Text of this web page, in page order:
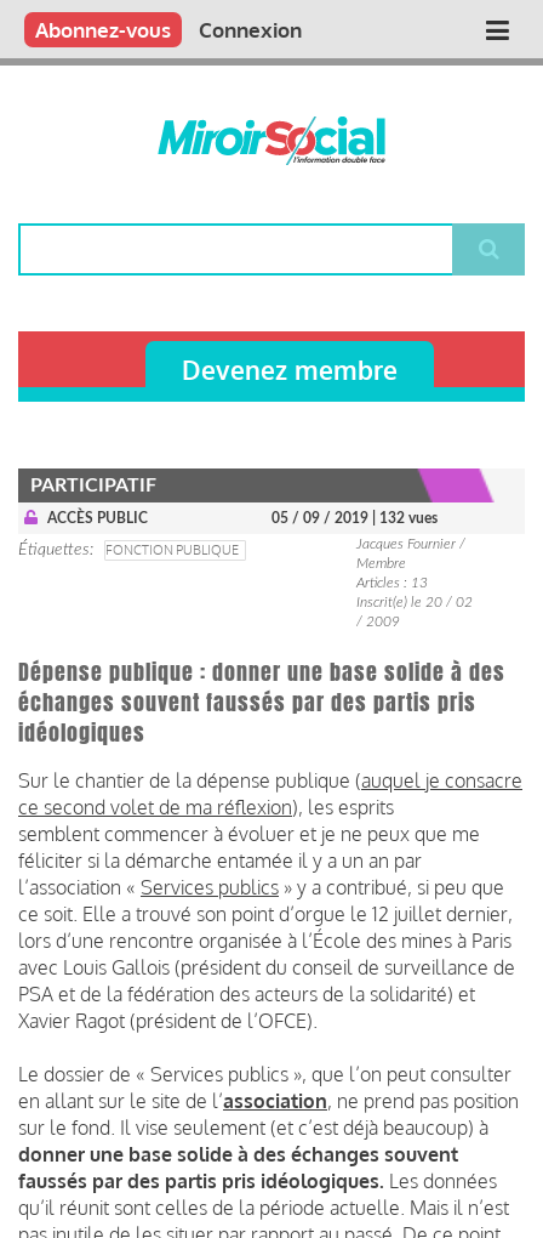
Aller
contenu
Main
Qui sommes nous ?
Vous publiez
Nous publions
Contactez-nous
Abonnez-vous Connexion
Devenez membre
PARTICIPATIF
ACCÈS PUBLIC 05 / 09 / 2019 | 132 vues
Étiquettes FONCTION PUBLIQUE
Jacques Fournier /
Membre
Articles : 13
Inscrit(e) le 20 / 02
/ 2009
Dépense publique : donner une base solide à des
échanges souvent faussés par des partis pris
idéologiques
Sur le chantier de la dépense publique (auquel je consacre
ce second volet de ma réflexion), les esprits
semblent commencer à évoluer et je ne peux que me
féliciter si la démarche entamée il y a un an par
l’association « Services publics » y a contribué, si peu que
ce soit. Elle a trouvé son point d’orgue le 12 juillet dernier,
lors d’une rencontre organisée à l’École des mines à Paris
avec Louis Gallois (président du conseil de surveillance de
PSA et de la fédération des acteurs de la solidarité) et
Xavier Ragot (président de l’OFCE).
Le dossier de « Services publics », que l’on peut consulter
en allant sur le site de l’association, ne prend pas position
sur le fond. Il vise seulement (et c’est déjà beaucoup) à
donner une base solide à des échanges souvent
faussés par des partis pris idéologiques. Les données
qu’il réunit sont celles de la période actuelle. Mais il n’est